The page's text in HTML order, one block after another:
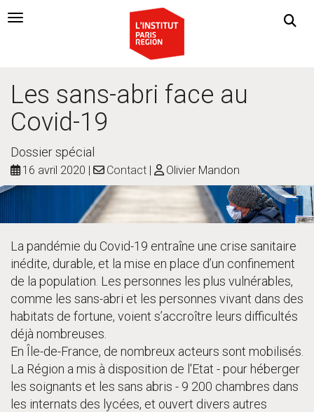
Navigation Toggle
Les sans-abri face au
Covid-19
Dossier spécial
16 avril 2020 Contact Olivier Mandon
La pandémie du Covid-19 entraîne une crise sanitaire
inédite, durable, et la mise en place d’un confinement
de la population. Les personnes les plus vulnérables,
comme les sans-abri et les personnes vivant dans des
habitats de fortune, voient s’accroître leurs difficultés
déjà nombreuses.
En Île-de-France, de nombreux acteurs sont mobilisés.
La Région a mis à disposition de l'Etat - pour héberger
les soignants et les sans abris - 9 200 chambres dans
les internats des lycées, et ouvert divers autres